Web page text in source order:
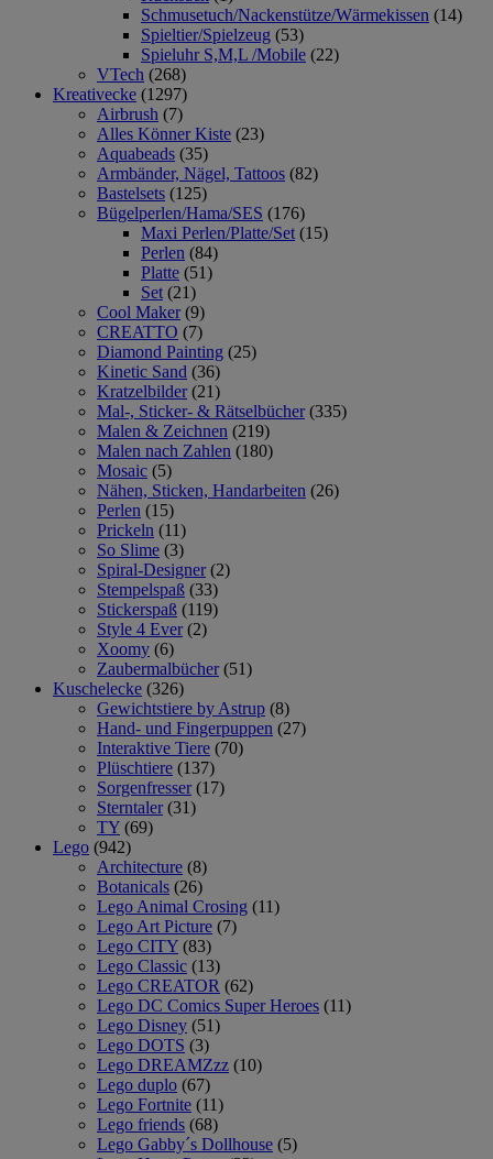
Schmusetuch/Nackenstütze/Wärmekissen (14)
Spieltier/Spielzeug (53)
Spieluhr S,M,L /Mobile (22)
VTech (268)
Kreativecke (1297)
Airbrush (7)
Alles Könner Kiste (23)
Aquabeads (35)
Armbänder, Nägel, Tattoos (82)
Bastelsets (125)
Bügelperlen/Hama/SES (176)
Maxi Perlen/Platte/Set (15)
Perlen (84)
Platte (51)
Set (21)
Cool Maker (9)
CREATTO (7)
Diamond Painting (25)
Kinetic Sand (36)
Kratzelbilder (21)
Mal-, Sticker- & Rätselbücher (335)
Malen & Zeichnen (219)
Malen nach Zahlen (180)
Mosaic (5)
Nähen, Sticken, Handarbeiten (26)
Perlen (15)
Prickeln (11)
So Slime (3)
Spiral-Designer (2)
Stempelspaß (33)
Stickerspaß (119)
Style 4 Ever (2)
Xoomy (6)
Zaubermalbücher (51)
Kuschelecke (326)
Gewichtstiere by Astrup (8)
Hand- und Fingerpuppen (27)
Interaktive Tiere (70)
Plüschtiere (137)
Sorgenfresser (17)
Sterntaler (31)
TY (69)
Lego (942)
Architecture (8)
Botanicals (26)
Lego Animal Crosing (11)
Lego Art Picture (7)
Lego CITY (83)
Lego Classic (13)
Lego CREATOR (62)
Lego DC Comics Super Heroes (11)
Lego Disney (51)
Lego DOTS (3)
Lego DREAMZzz (10)
Lego duplo (67)
Lego Fortnite (11)
Lego friends (68)
Lego Gabby´s Dollhouse (5)